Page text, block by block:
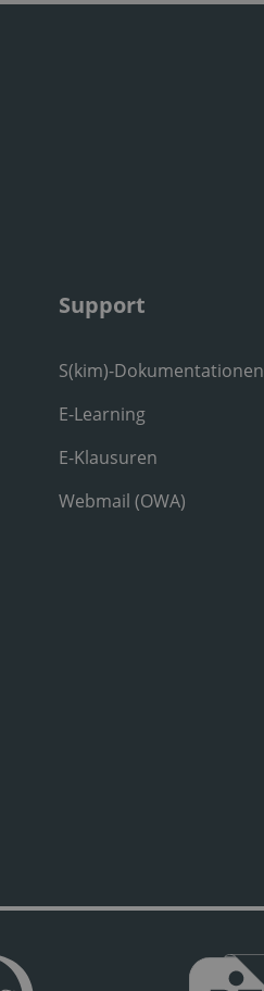
Support
S(kim)-Dokumentationen
E-Learning
E-Klausuren
Webmail (OWA)